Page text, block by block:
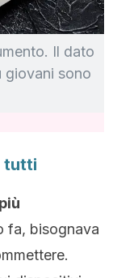
Il dato
giovani sono
tutti
fa, bisognava